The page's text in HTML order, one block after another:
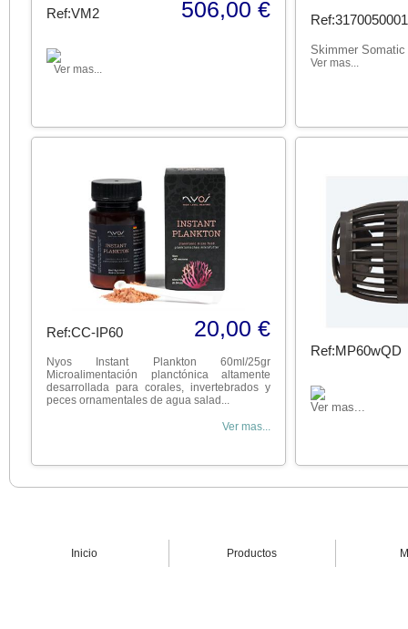
Ref:VM2 506,00 €
Ver mas...
Ref:3170050001
Skimmer Somatic
Ver mas...
Ref:CC-IP60 20,00 €
Nyos Instant Plankton 60ml/25gr
Microalimentación planctónica altamente
desarrollada para corales, invertebrados y
peces ornamentales de agua salad...
Ver mas...
Ref:MP60wQD
Ver mas...
Inicio Productos